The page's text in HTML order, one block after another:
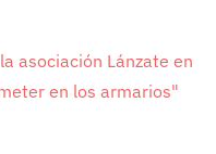
asociación Lánzate en
en los armarios"